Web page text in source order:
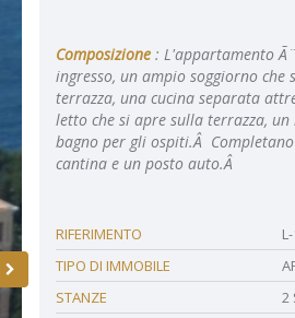
Composizione : L'appartamento
ingresso, un ampio soggiorno che
terrazza, una cucina separata
letto che si apre sulla terrazza, un
bagno per gli ospiti.Â
cantina e un posto auto.Â
RIFERIMENTO
TIPO DI IMMOBILE
STANZE
2